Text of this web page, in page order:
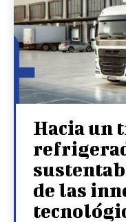
Hacia un
de las